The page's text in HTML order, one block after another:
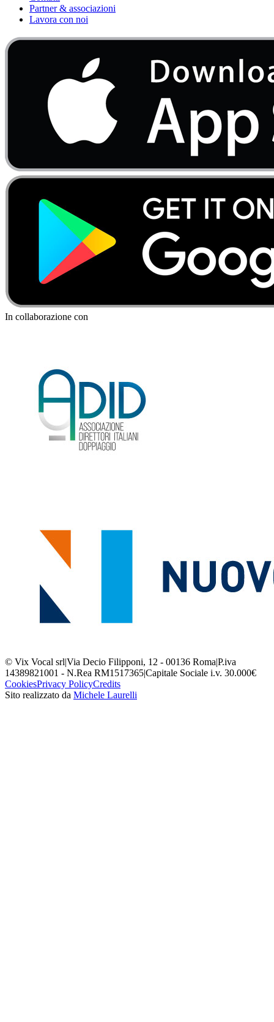
Partner & associazioni
Lavora con noi
In collaborazione con
© Vix Vocal srl|Via Decio Filipponi, 12 - 00136 Roma|P.iva
14389821001 - N.Rea RM1517365|Capitale Sociale i.v. 30.000€
CookiesPrivacy PolicyCredits
Sito realizzato da Michele Laurelli